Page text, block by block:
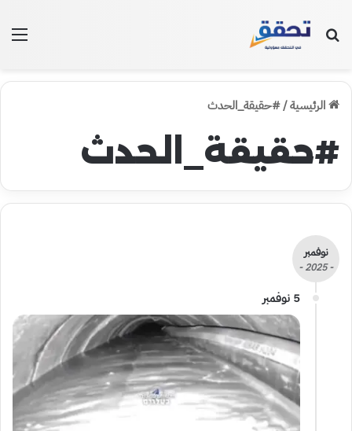
بحث عن
الرئيسية/#حقيقة_الحدث
#حقيقة_الحدث
نوفمبر
- 2025 -
5 نوفمبر